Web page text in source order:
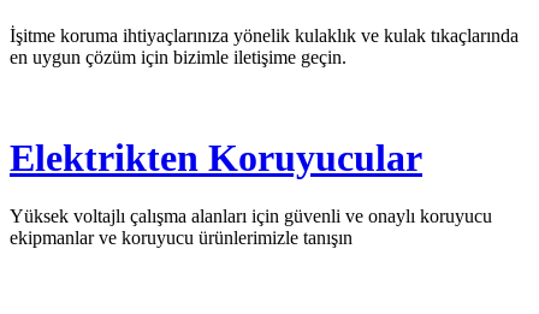
İşitme koruma ihtiyaçlarınıza yönelik kulaklık ve kulak tıkaçlarında
en uygun çözüm için bizimle iletişime geçin.
Elektrikten Koruyucular
Yüksek voltajlı çalışma alanları için güvenli ve onaylı koruyucu
ekipmanlar ve koruyucu ürünlerimizle tanışın